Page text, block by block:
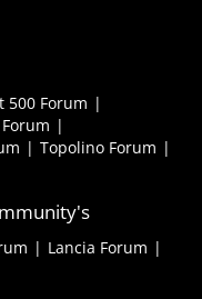
500 Forum
Topolino Forum
Lancia Forum